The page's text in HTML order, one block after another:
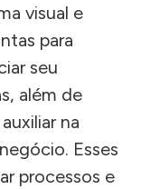
visual e
para
seu
além de
na
Esses
processos e